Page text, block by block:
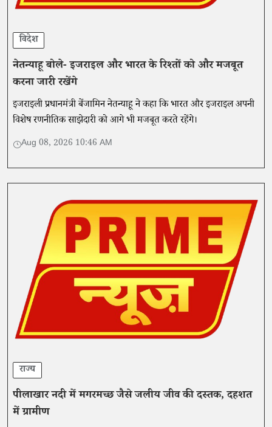
विदेश
नेतन्याहू बोले- इजराइल और भारत के रिश्तों को और मजबूत
करना जारी रखेंगे
इजराइली प्रधानमंत्री बेंजामिन नेतन्याहू ने कहा कि भारत और इजराइल अपनी
विशेष रणनीतिक साझेदारी को आगे भी मजबूत करते रहेंगे।
Aug 08, 2026 10:46 AM
राज्य
पीलाखार नदी में मगरमच्छ जैसे जलीय जीव की दस्तक, दहशत
में ग्रामीण